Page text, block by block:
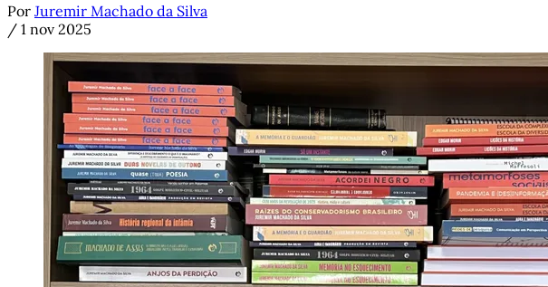
Por Juremir Machado da Silva
/ 1 nov 2025